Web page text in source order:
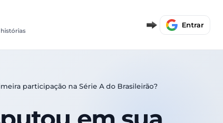
Entrar
participação na Série A do Brasileirão?